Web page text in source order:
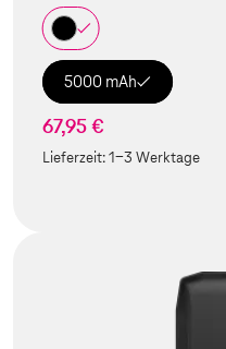
5000 mAh
67,95 €
Lieferzeit:1-3 Werktage